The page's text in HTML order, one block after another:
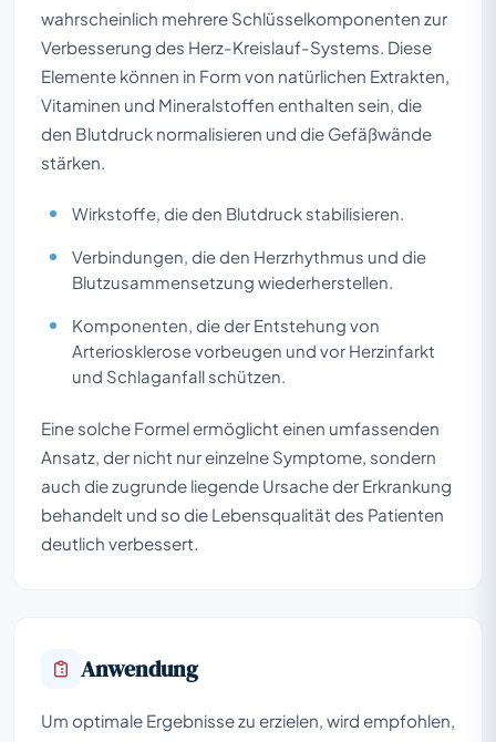
wahrscheinlich mehrere Schlüsselkomponenten zur
Verbesserung des Herz-Kreislauf-Systems. Diese
Elemente können in Form von natürlichen Extrakten,
Vitaminen und Mineralstoffen enthalten sein, die
den Blutdruck normalisieren und die Gefäßwände
stärken.
Wirkstoffe, die den Blutdruck stabilisieren.
Verbindungen, die den Herzrhythmus und die
Blutzusammensetzung wiederherstellen.
Komponenten, die der Entstehung von
Arteriosklerose vorbeugen und vor Herzinfarkt
und Schlaganfall schützen.
Eine solche Formel ermöglicht einen umfassenden
Ansatz, der nicht nur einzelne Symptome, sondern
auch die zugrunde liegende Ursache der Erkrankung
behandelt und so die Lebensqualität des Patienten
deutlich verbessert.
Anwendung
Um optimale Ergebnisse zu erzielen, wird empfohlen,